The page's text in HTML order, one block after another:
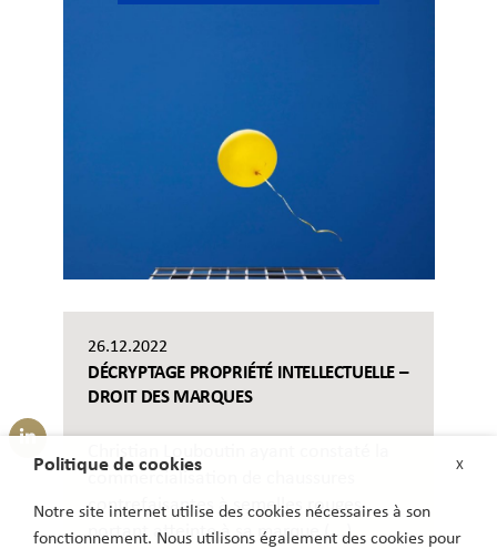
26.12.2022
DÉCRYPTAGE PROPRIÉTÉ INTELLECTUELLE –
DROIT DES MARQUES
Christian Louboutin ayant constaté la
contrefaisantes à semelles rouges
portant atteinte à sa marque (...)
X
Politique de cookies
Notre site internet utilise des cookies nécessaires à son
fonctionnement. Nous utilisons également des cookies pour